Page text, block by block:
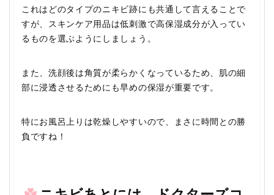
これはどのタイプのニキビ跡にも共通して言えることで
すが、スキンケア用品は低刺激で高保湿成分が入ってい
るものを選ぶようにしましょう。
また、洗顔後は角質が柔らかくなっているため、肌の細
部に浸透させるためにも早めの保湿が重要です。
特にお風呂上りは乾燥しやすいので、まさに時間との勝
負ですね！